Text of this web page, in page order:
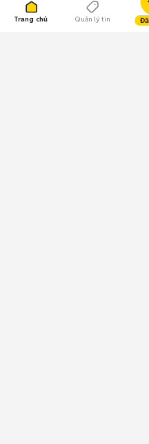
Trang chủ Quản lý tin